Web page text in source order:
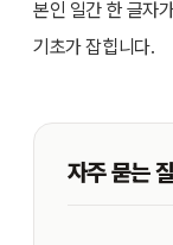
본인 일간 한 글자
기초가 잡힙니다.
자주 묻는